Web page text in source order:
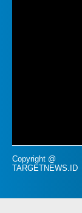
Copyright @
TARGETNEWS.ID